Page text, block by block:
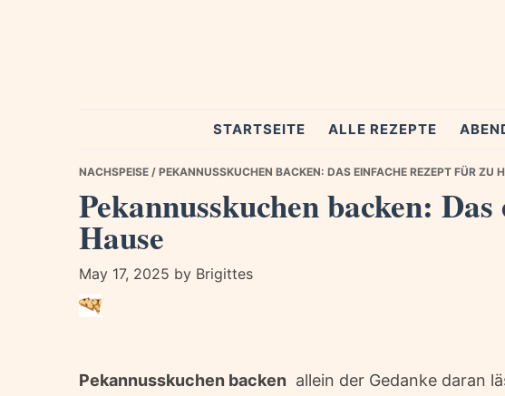
Spezial
Rezepte
STARTSEITE ALLE REZEPTE
NACHSPEISE / PEKANNUSSKUCHEN BACKEN: DAS EINFACHE REZEPT FÜR ZU
Pekannusskuchen backen:
Hause
May 17, 2025 by Brigittes
Pekannusskuchen backen  allein der Gedanke daran